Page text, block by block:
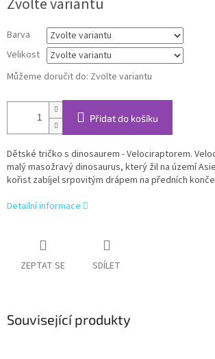
cena:
Barva
Velikost
Můžeme doručit do: Zvolte variantu
Přidat do košíku
Dětské tričko s dinosaurem - Velociraptorem.
malý masožravý dinosaurus, který žil na území
kořist zabíjel srpovitým drápem na předních
Detailní informace
ZEPTAT SE SDÍLET
Související produkty